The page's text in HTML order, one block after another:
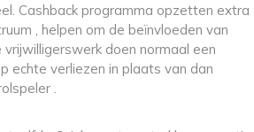
Cashback programma opzetten extra
, helpen om de beïnvloeden van
doen normaal een
echte verliezen in plaats van dan
.